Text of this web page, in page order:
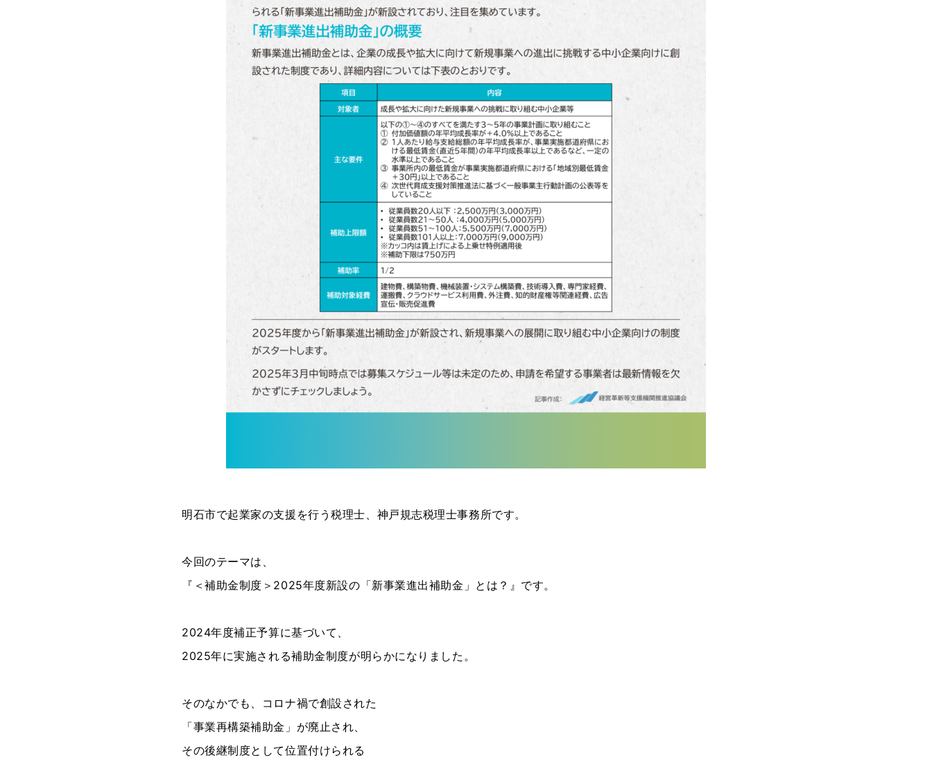
明石市で起業家の支援を行う税理士、神戸規志税理士事務所です。
今回のテーマは、
『＜補助金制度＞2025年度新設の「新事業進出補助金」とは？』です。
2024年度補正予算に基づいて、
2025年に実施される補助金制度が明らかになりました。
そのなかでも、コロナ禍で創設された
「事業再構築補助金」が廃止され、
その後継制度として位置付けられる